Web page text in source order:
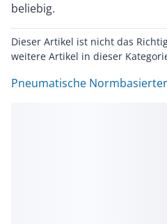
beliebig.
Dieser Artikel ist nicht das
weitere Artikel in dieser
Pneumatische